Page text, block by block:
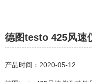
德图testo 425风速
产品时间：2020-05-12